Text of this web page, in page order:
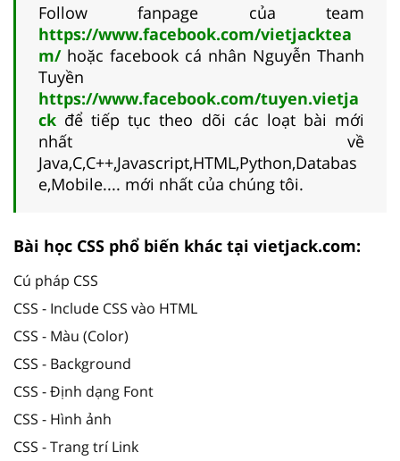
Follow fanpage của team
https://www.facebook.com/vietjacktea
m/ hoặc facebook cá nhân Nguyễn Thanh
Tuyền
https://www.facebook.com/tuyen.vietja
ck để tiếp tục theo dõi các loạt bài mới
nhất về
Java,C,C++,Javascript,HTML,Python,Databas
e,Mobile.... mới nhất của chúng tôi.
Bài học CSS phổ biến khác tại vietjack.com:
Cú pháp CSS
CSS - Include CSS vào HTML
CSS - Màu (Color)
CSS - Background
CSS - Định dạng Font
CSS - Hình ảnh
CSS - Trang trí Link